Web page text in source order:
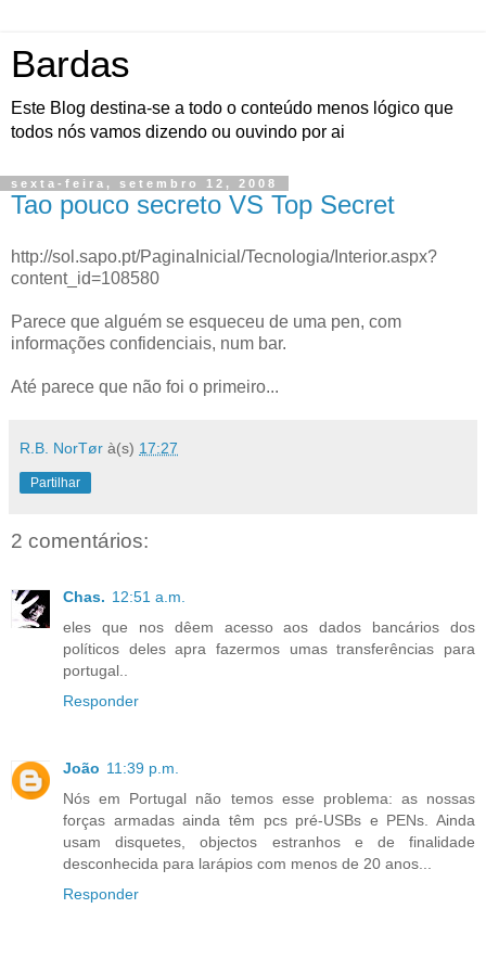
Bardas
Este Blog destina-se a todo o conteúdo menos lógico que
todos nós vamos dizendo ou ouvindo por ai
sexta-feira, setembro 12, 2008
Tao pouco secreto VS Top Secret
http://sol.sapo.pt/PaginaInicial/Tecnologia/Interior.aspx?
content_id=108580
Parece que alguém se esqueceu de uma pen, com
informações confidenciais, num bar.
Até parece que não foi o primeiro...
R.B. NorTør à(s) 17:27
Partilhar
2 comentários:
Chas. 12:51 a.m.
eles que nos dêem acesso aos dados bancários dos
políticos deles apra fazermos umas transferências para
portugal..
Responder
João 11:39 p.m.
Nós em Portugal não temos esse problema: as nossas
forças armadas ainda têm pcs pré-USBs e PENs. Ainda
usam disquetes, objectos estranhos e de finalidade
desconhecida para larápios com menos de 20 anos...
Responder